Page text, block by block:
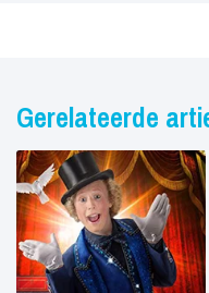
Gerelateerde